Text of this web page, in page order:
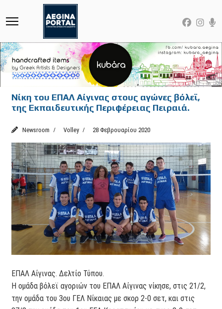
Νίκη του ΕΠΑΛ Αίγινας στους αγώνες βόλεϊ,
της Εκπαιδευτικής Περιφέρειας Πειραιά.
Newsroom Volley 28 Φεβρουαρίου 2020
ΕΠΑΛ Αίγινας. Δελτίο Τύπου.
Η ομάδα βόλεϊ αγοριών του ΕΠΑΛ Αίγινας νίκησε, στις 21/2,
την ομάδα του 3ου ΓΕΛ Νίκαιας με σκορ 2-0 σετ, και στις